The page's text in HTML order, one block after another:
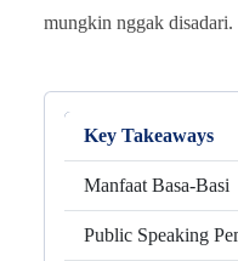
mungkin nggak disadari.
Key Takeaways
Manfaat Basa-Basi
Public Speaking